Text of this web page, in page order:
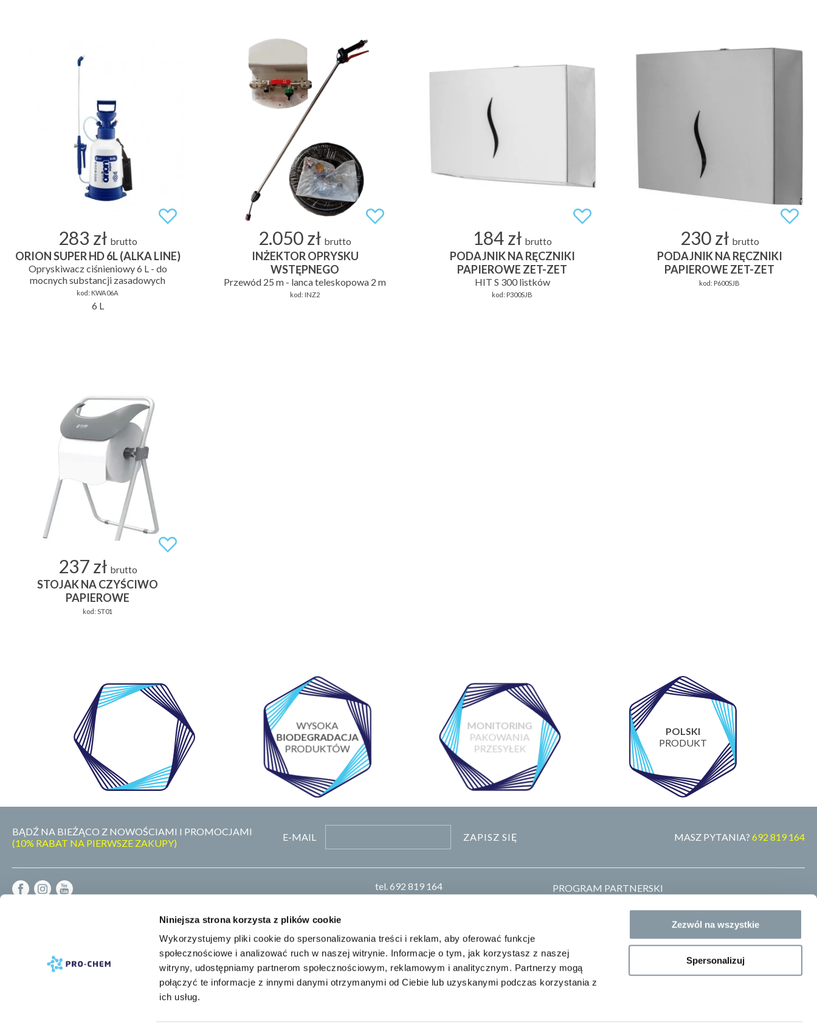
Niniejsza strona korzysta z plików cookie
Wykorzystujemy pliki cookie do spersonalizowania treści i reklam, aby oferować funkcje
społecznościowe i analizować ruch w naszej witrynie. Informacje o tym, jak korzystasz z naszej
witryny, udostępniamy partnerom społecznościowym, reklamowym i analitycznym. Partnerzy mogą
połączyć te informacje z innymi danymi otrzymanymi od Ciebie lub uzyskanymi podczas korzystania z
ich usług.
Zezwól na wszystkie
Spersonalizuj
283 zł brutto
ORION SUPER HD 6L (ALKA LINE)
Opryskiwacz ciśnieniowy 6 L - do
mocnych substancji zasadowych
kod: KWA06A
6 L
2.050 zł brutto
INŻEKTOR OPRYSKU
WSTĘPNEGO
Przewód 25 m - lanca teleskopowa 2 m
kod: INZ2
184 zł brutto
PODAJNIK NA RĘCZNIKI
PAPIEROWE ZET-ZET
HIT S 300 listków
kod: P300SJB
230 zł brutto
PODAJNIK NA RĘCZNIKI
PAPIEROWE ZET-ZET
kod: P600SJB
237 zł brutto
STOJAK NA CZYŚCIWO
PAPIEROWE
kod: ST01
WYSOKA
BIODEGRADACJA
PRODUKTÓW
MONITORING
PAKOWANIA
PRZESYŁEK
POLSKI
PRODUKT
BĄDŹ NA BIEŻĄCO Z NOWOŚCIAMI I PROMOCJAMI
(10% RABAT NA PIERWSZE ZAKUPY)
E-MAIL ZAPISZ SIĘ MASZ PYTANIA? 692 819 164
DOSTAWA - PŁATNOŚĆ - ZWROT
MAPA STRONY
tel.692 819 164
pn-pt 8:00-16:00
Realizacja: KM7.pl
PROGRAM PARTNERSKI
ZOSTAŃ DYSTRYBUTOREM